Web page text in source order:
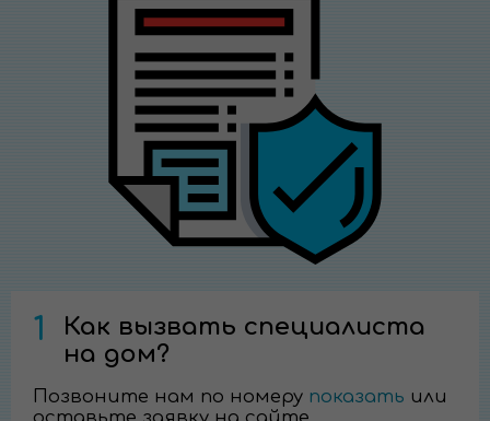
1
Как вызвать специалиста
на дом?
Позвоните нам по номеру показать или
оставьте заявку на сайте